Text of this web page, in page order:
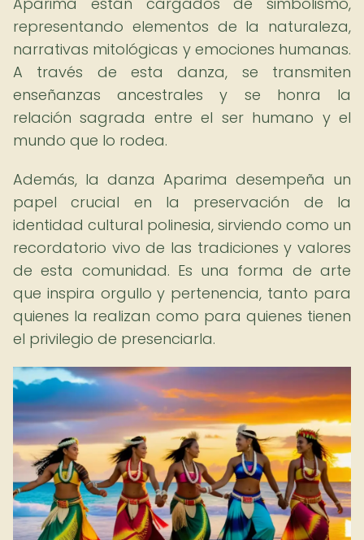
representando elementos de la naturaleza,
narrativas mitológicas y emociones humanas.
A través de esta danza, se transmiten
enseñanzas ancestrales y se honra la
relación sagrada entre el ser humano y el
mundo que lo rodea.
Además, la danza Aparima desempeña un
papel crucial en la preservación de la
identidad cultural polinesia, sirviendo como un
recordatorio vivo de las tradiciones y valores
de esta comunidad. Es una forma de arte
que inspira orgullo y pertenencia, tanto para
quienes la realizan como para quienes tienen
el privilegio de presenciarla.